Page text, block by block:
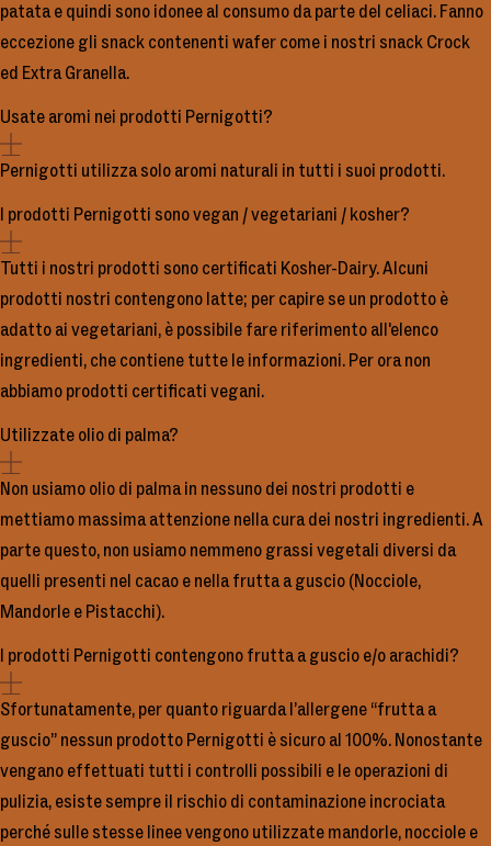
patata e quindi sono idonee al consumo da parte del celiaci. Fanno
eccezione gli snack contenenti wafer come i nostri snack Crock
ed Extra Granella.
Usate aromi nei prodotti Pernigotti?
Pernigotti utilizza solo aromi naturali in tutti i suoi prodotti.
I prodotti Pernigotti sono vegan / vegetariani / kosher?
Tutti i nostri prodotti sono certificati Kosher-Dairy. Alcuni
prodotti nostri contengono latte; per capire se un prodotto è
adatto ai vegetariani, è possibile fare riferimento all'elenco
ingredienti, che contiene tutte le informazioni. Per ora non
abbiamo prodotti certificati vegani.
Utilizzate olio di palma?
Non usiamo olio di palma in nessuno dei nostri prodotti e
mettiamo massima attenzione nella cura dei nostri ingredienti. A
parte questo, non usiamo nemmeno grassi vegetali diversi da
quelli presenti nel cacao e nella frutta a guscio (Nocciole,
Mandorle e Pistacchi).
I prodotti Pernigotti contengono frutta a guscio e/o arachidi?
Sfortunatamente, per quanto riguarda l’allergene “frutta a
guscio” nessun prodotto Pernigotti è sicuro al 100%. Nonostante
vengano effettuati tutti i controlli possibili e le operazioni di
pulizia, esiste sempre il rischio di contaminazione incrociata
perché sulle stesse linee vengono utilizzate mandorle, nocciole e